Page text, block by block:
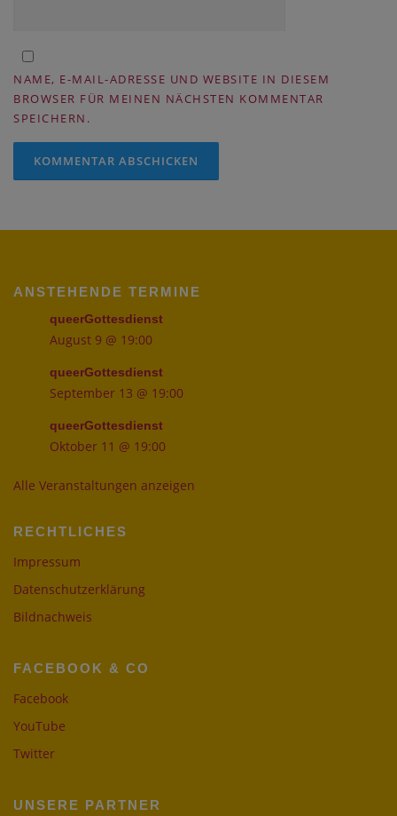
NAME, E-MAIL-ADRESSE UND WEBSITE IN DIESEM
BROWSER FÜR MEINEN NÄCHSTEN KOMMENTAR
SPEICHERN.
ANSTEHENDE TERMINE
queerGottesdienst
August 9 @ 19:00
queerGottesdienst
September 13 @ 19:00
queerGottesdienst
Oktober 11 @ 19:00
Alle Veranstaltungen anzeigen
RECHTLICHES
Impressum
Datenschutzerklärung
Bildnachweis
FACEBOOK & CO
Facebook
YouTube
Twitter
UNSERE PARTNER